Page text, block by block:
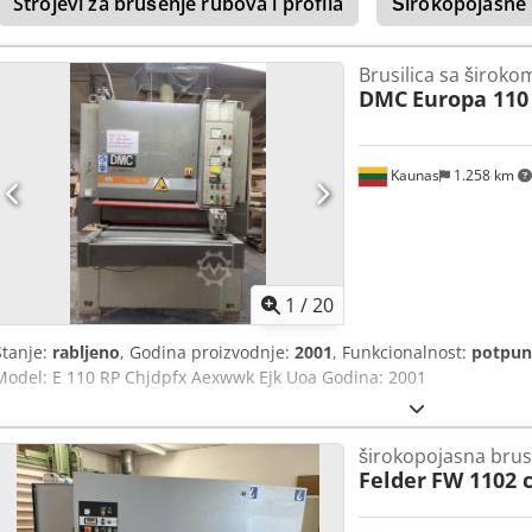
1 /20
Kaunas 1.258 km
Brusilica sa
DMC Europa 110
rabljeno, Godina proizvodnje: 2001, Funkcionalnost:
E 110 RP Chjdpfx Aexwwk Ejk Uoa Godina: 2001
širokopojasna
Felder FW 1102